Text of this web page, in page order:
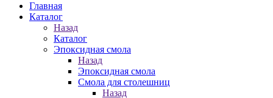
Главная
Каталог
Назад
Каталог
Эпоксидная смола
Назад
Эпоксидная смола
Смола для столешниц
Назад